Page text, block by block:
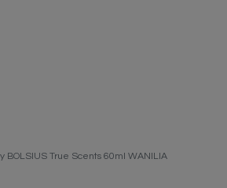
BOLSIUS True Scents 60ml WANILIA